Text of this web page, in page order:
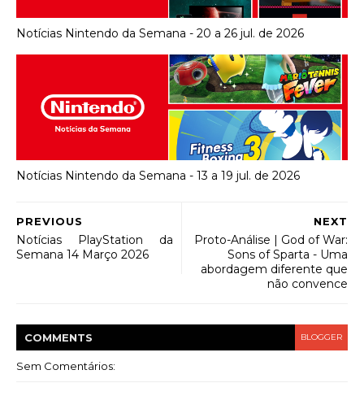
Notícias Nintendo da Semana - 20 a 26 jul. de 2026
Notícias Nintendo da Semana - 13 a 19 jul. de 2026
NEXT
Proto-Análise | God of War:
Sons of Sparta - Uma
abordagem diferente que
não convence
PREVIOUS
Notícias PlayStation da
Semana 14 Março 2026
COMMENTS BLOGGER
Sem Comentários: